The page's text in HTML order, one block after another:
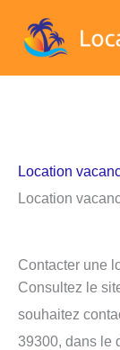
Location
Location
Contacter une
Consultez le
souhaitez
39300, dans le